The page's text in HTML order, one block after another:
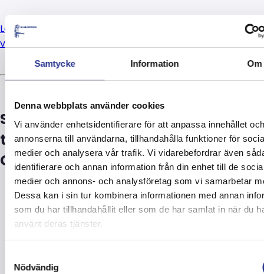
Samtycke Information Om
Denna webbplats använder cookies
Vi använder enhetsidentifierare för att anpassa innehållet och
annonserna till användarna, tillhandahålla funktioner för
medier och analysera vår trafik. Vi vidarebefordrar även
identifierare och annan information från din enhet till de
medier och annons- och analysföretag som vi samarbetar
Dessa kan i sin tur kombinera informationen med annan
som du har tillhandahållit eller som de har samlat in när du
använt deras tjänster.
Nödvändig
Läs mer om Allblästrings tjänster inom
verksamhetsområdet Anläggning!
Se våra foton från projektet vid
trafikplats Johanneshov och
Gullmarsplan.